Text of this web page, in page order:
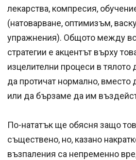
лекарства, компресия,
(натоварване, оптимизъм,
упражнения). Общото между
стратегии е акцентът върху
изцелителни процеси в тялото
да протичат нормално, вместо
или да бързаме да им
По-нататък ще обясня защо
съществено, но, казано
възпаления са непременно